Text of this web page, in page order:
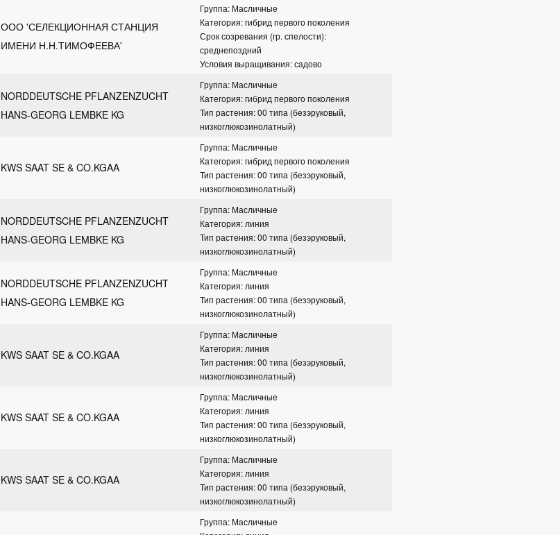
ООО 'СЕЛЕКЦИОННАЯ СТАНЦИЯ
ИМЕНИ Н.Н.ТИМОФЕЕВА'
Группа: Масличные
Категория: гибрид первого поколения
Срок созревания (гр. спелости):
среднепоздний
Условия выращивания: садово
NORDDEUTSCHE PFLANZENZUCHT
HANS-GEORG LEMBKE KG
Группа: Масличные
Категория: гибрид первого поколения
Тип растения: 00 типа (безэруковый,
низкоглюкозинолатный)
KWS SAAT SE & CO.KGAA
Группа: Масличные
Категория: гибрид первого поколения
Тип растения: 00 типа (безэруковый,
низкоглюкозинолатный)
NORDDEUTSCHE PFLANZENZUCHT
HANS-GEORG LEMBKE KG
Группа: Масличные
Категория: линия
Тип растения: 00 типа (безэруковый,
низкоглюкозинолатный)
NORDDEUTSCHE PFLANZENZUCHT
HANS-GEORG LEMBKE KG
Группа: Масличные
Категория: линия
Тип растения: 00 типа (безэруковый,
низкоглюкозинолатный)
KWS SAAT SE & CO.KGAA
Группа: Масличные
Категория: линия
Тип растения: 00 типа (безэруковый,
низкоглюкозинолатный)
KWS SAAT SE & CO.KGAA
Группа: Масличные
Категория: линия
Тип растения: 00 типа (безэруковый,
низкоглюкозинолатный)
KWS SAAT SE & CO.KGAA
Группа: Масличные
Категория: линия
Тип растения: 00 типа (безэруковый,
низкоглюкозинолатный)
Группа: Масличные